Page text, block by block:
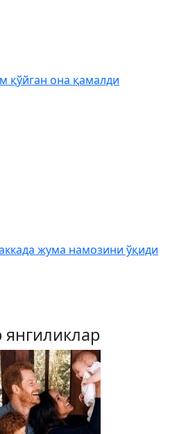
қўйган она қамалди
жума намозини ўқиди
янгиликлар